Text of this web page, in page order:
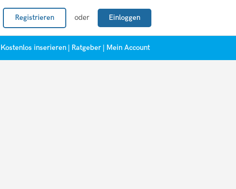
Registrieren oder Einloggen
Kostenlos inserieren Ratgeber Mein Account